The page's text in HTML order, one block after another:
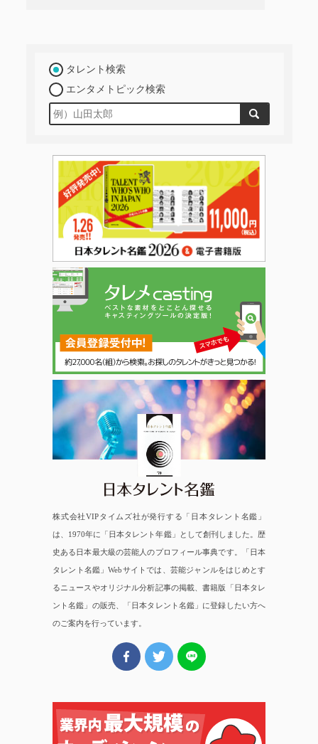
タレント検索
エンタメトピック検索
日本タレント名鑑
株式会社VIPタイムズ社が発行する「日本タレント名鑑」
は、1970年に「日本タレント年鑑」として創刊しました。歴
史ある日本最大級の芸能人のプロフィール事典です。「日本
タレント名鑑」Webサイトでは、芸能ジャンルをはじめとす
るニュースやオリジナル分析記事の掲載、書籍版「日本タレ
ント名鑑」の販売、「日本タレント名鑑」に登録したい方へ
のご案内を行っています。